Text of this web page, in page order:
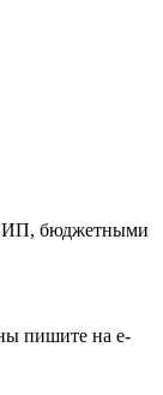
ИП, бюджетными
пишите на e-